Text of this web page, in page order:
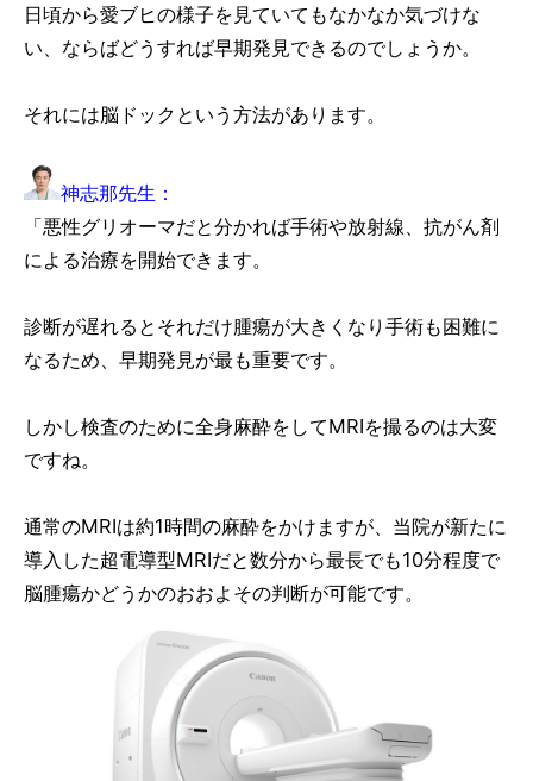
日頃から愛ブヒの様子を見ていてもなかなか気づけな
い、ならばどうすれば早期発見できるのでしょうか。
それには脳ドックという方法があります。
神志那先生：
「悪性グリオーマだと分かれば手術や放射線、抗がん剤
による治療を開始できます。
診断が遅れるとそれだけ腫瘍が大きくなり手術も困難に
なるため、早期発見が最も重要です。
しかし検査のために全身麻酔をしてMRIを撮るのは大変
ですね。
通常のMRIは約1時間の麻酔をかけますが、当院が新たに
導入した超電導型MRIだと数分から最長でも10分程度で
脳腫瘍かどうかのおおよその判断が可能です。